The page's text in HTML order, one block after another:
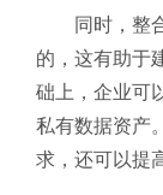
同时，整
的，这有助于
础上，企业可
私有数据资产
求，还可以提